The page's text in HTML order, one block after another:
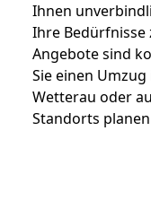
Ihnen
Ihre Bedürfnisse
Angebote sind
Sie einen
Wetterau oder
Standorts